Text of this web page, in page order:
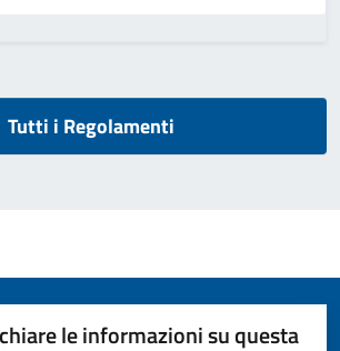
Tutti i Regolamenti
le informazioni su questa